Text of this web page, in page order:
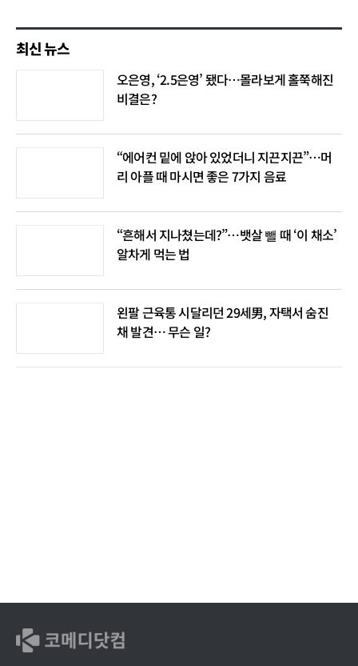
최신 뉴스
오은영, ‘2.5은영’ 됐다…몰라보게 홀쭉해진
비결은?
“에어컨 밑에 앉아 있었더니 지끈지끈”…머
리 아플 때 마시면 좋은 7가지 음료
“흔해서 지나쳤는데?”…뱃살 뺄 때 ‘이 채소’
알차게 먹는 법
왼팔 근육통 시달리던 29세男, 자택서 숨진
채 발견… 무슨 일?